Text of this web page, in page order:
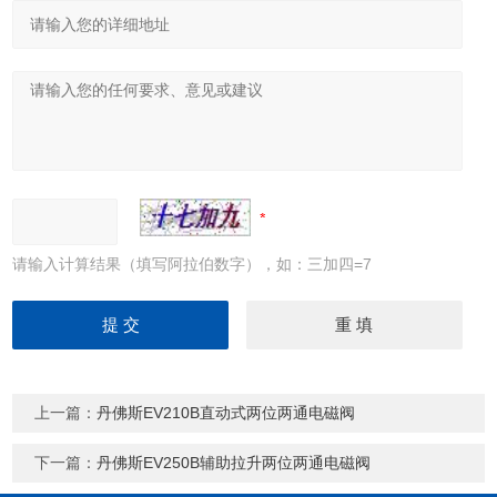
请输入计算结果（填写阿拉伯数字），如：三加四=7
上一篇：丹佛斯EV210B直动式两位两通电磁阀
下一篇：丹佛斯EV250B辅助拉升两位两通电磁阀